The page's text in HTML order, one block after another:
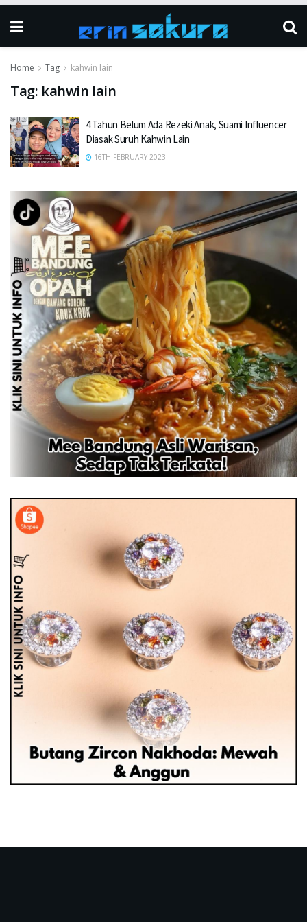
Home Tag kahwin lain
Tag: kahwin lain
4 Tahun Belum Ada Rezeki Anak, Suami Influencer
Diasak Suruh Kahwin Lain
16TH FEBRUARY 2023